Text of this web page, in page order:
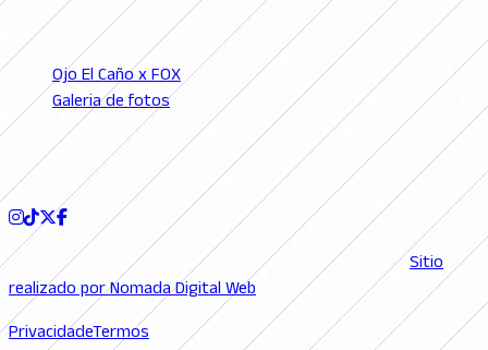
SEÇÕES
Ojo El Caño x FOX
Galeria de fotos
Podcast
SIGA-NOS
© 2026 FutFemGol. Todos los derechos reservados. | Sitio
realizado por Nomada Digital Web
PrivacidadeTermos